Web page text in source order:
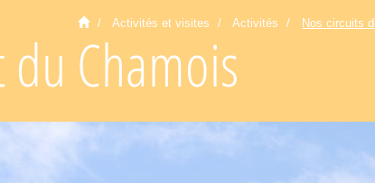
Activités et visites Activités Nos circuits
Chamois